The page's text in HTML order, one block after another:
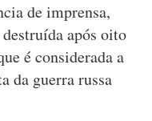
de imprensa,
após oito
é considerada a
da guerra russa